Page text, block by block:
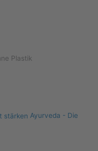
Ayurveda - Die